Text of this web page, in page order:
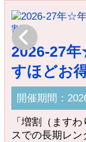
Previous
2026-27
すほどお
開催期間：
「増割（ます
スでの長期レ